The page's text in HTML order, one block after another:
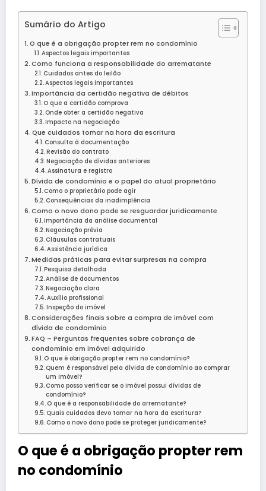
Sumário do Artigo
O que é a obrigação propter rem no condomínio
Aspectos legais importantes
Como funciona a responsabilidade do arrematante
Cuidados antes do leilão
Aspectos legais importantes
Importância da certidão negativa de débitos
O que a certidão comprova
Onde obter a certidão negativa
Impacto na negociação
Que cuidados tomar na hora da escritura
Consulta à documentação
Revisão do contrato
Negociação de dívidas anteriores
Assinatura e registro
Dívida de condomínio e o papel do atual proprietário
Como o proprietário pode agir
Consequências da inadimplência
Como o novo dono pode se resguardar juridicamente
Importância da análise documental
Negociação prévia
Cláusulas contratuais
Assistência jurídica
Medidas práticas para evitar surpresas na compra
Pesquisa detalhada
Análise de documentos
Negociação clara
Auxílio profissional
Inspeção do imóvel
Considerações finais sobre a compra de imóvel com
dívida de condomínio
FAQ – Perguntas frequentes sobre cobrança de
condomínio em imóvel adquirido
O que é obrigação propter rem no condomínio?
Quem é responsável pela dívida de condomínio ao comprar
um imóvel?
Como posso verificar se o imóvel possui dívidas de
condomínio?
O que é a responsabilidade do arrematante?
Quais cuidados devo tomar na hora da escritura?
Como o novo dono pode se proteger juridicamente?
O que é a obrigação propter rem
no condomínio